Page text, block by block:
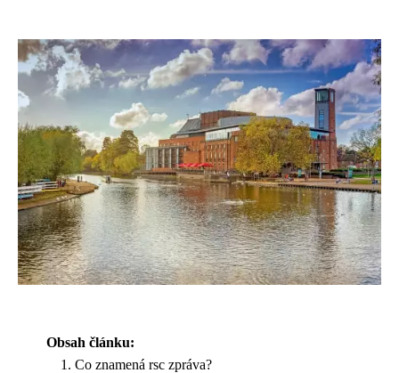
Obsah článku:
Co znamená rsc zpráva?